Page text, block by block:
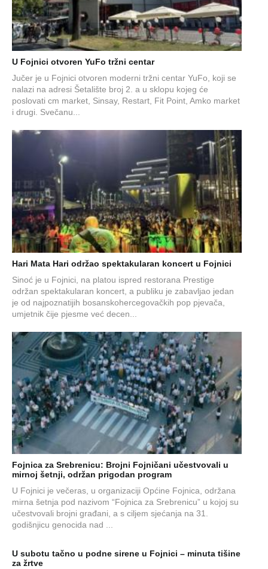
U Fojnici otvoren YuFo tržni centar
Jučer je u Fojnici otvoren moderni tržni centar YuFo, koji se
nalazi na adresi Šetalište broj 2. a u sklopu kojeg će
poslovati cm market, Sinsay, Restart, Fit Point, Amko market
i drugi. Svečanu...
Hari Mata Hari održao spektakularan koncert u Fojnici
Sinoć je u Fojnici, na platou ispred restorana Prestige
održan spektakularan koncert, a publiku je zabavljao jedan
je od najpoznatijih bosanskohercegovačkih pop pjevača,
umjetnik čije pjesme već decen...
Fojnica za Srebrenicu: Brojni Fojničani učestvovali u
mirnoj šetnji, održan prigodan program
U Fojnici je večeras, u organizaciji Općine Fojnica, održana
mirna šetnja pod nazivom “Fojnica za Srebrenicu” u kojoj su
učestvovali brojni građani, a s ciljem sjećanja na 31.
godišnjicu genocida nad ...
U subotu tačno u podne sirene u Fojnici – minuta tišine
za žrtve